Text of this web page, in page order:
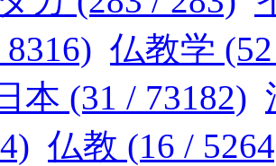
仏教学
本 (31 / 73182)
仏教 (16 /